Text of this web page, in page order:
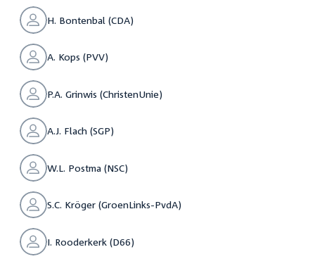
H. Bontenbal (CDA)
A. Kops (PVV)
P.A. Grinwis (ChristenUnie)
A.J. Flach (SGP)
W.L. Postma (NSC)
S.C. Kröger (GroenLinks-PvdA)
I. Rooderkerk (D66)